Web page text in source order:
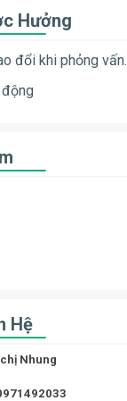
Hưởng
đổi khi phỏng vấn.
Hệ
chị Nhung